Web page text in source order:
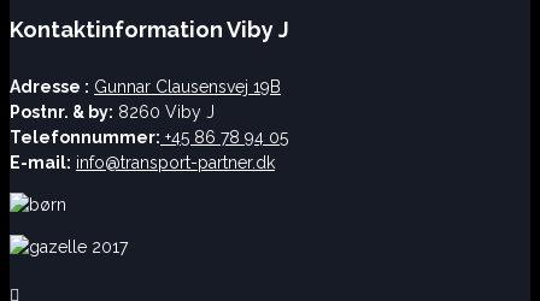
Kontaktinformation Viby J
Adresse : Gunnar Clausensvej 19B
Postnr. & by: 8260 Viby J
Telefonnummer: +45 86 78 94 05
E-mail: info@transport-partner.dk
